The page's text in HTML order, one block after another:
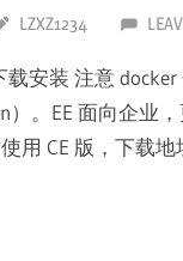
LZXZ1234
载安装 注意
）。EE 面向企业
用 CE 版，下载地